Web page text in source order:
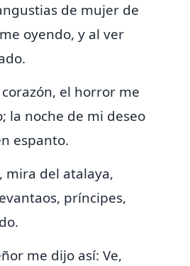
de mujer de
oyendo, y al ver
el horror me
la noche de mi deseo
espanto.
mira del atalaya,
príncipes,
me dijo así: Ve,